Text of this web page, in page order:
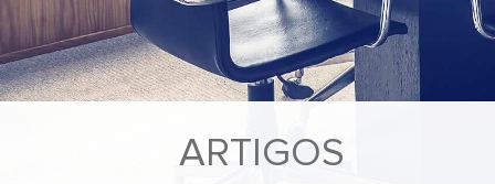
ARTIGOS